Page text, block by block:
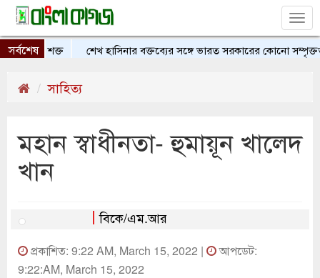
সর্বশেষ
শক্ত শেখ হাসিনার বক্তব্যের সঙ্গে ভারত সরকারের কোনো
সাহিত্য
মহান স্বাধীনতা- হুমায়ূন খালেদ
খান
বিকে/এম.আর
প্রকাশিত: 9:22 AM, March 15, 2022 |
আপডেট:
9:22:AM, March 15, 2022